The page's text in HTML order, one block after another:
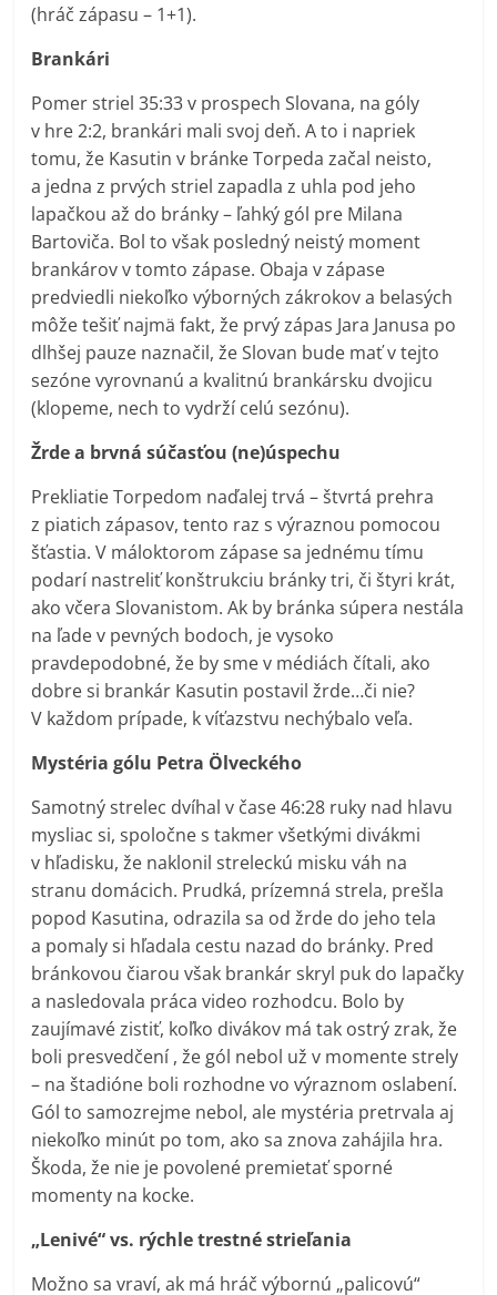
(hráč zápasu – 1+1).
Brankári
Pomer striel 35:33 v prospech Slovana, na góly
v hre 2:2, brankári mali svoj deň. A to i napriek
tomu, že Kasutin v bránke Torpeda začal neisto,
a jedna z prvých striel zapadla z uhla pod jeho
lapačkou až do bránky – ľahký gól pre Milana
Bartoviča. Bol to však posledný neistý moment
brankárov v tomto zápase. Obaja v zápase
predviedli niekoľko výborných zákrokov a belasých
môže tešiť najmä fakt, že prvý zápas Jara Janusa po
dlhšej pauze naznačil, že Slovan bude mať v tejto
sezóne vyrovnanú a kvalitnú brankársku dvojicu
(klopeme, nech to vydrží celú sezónu).
Žrde a brvná súčasťou (ne)úspechu
Prekliatie Torpedom naďalej trvá – štvrtá prehra
z piatich zápasov, tento raz s výraznou pomocou
šťastia. V máloktorom zápase sa jednému tímu
podarí nastreliť konštrukciu bránky tri, či štyri krát,
ako včera Slovanistom. Ak by bránka súpera nestála
na ľade v pevných bodoch, je vysoko
pravdepodobné, že by sme v médiách čítali, ako
dobre si brankár Kasutin postavil žrde…či nie?
V každom prípade, k víťazstvu nechýbalo veľa.
Mystéria gólu Petra Ölveckého
Samotný strelec dvíhal v čase 46:28 ruky nad hlavu
mysliac si, spoločne s takmer všetkými divákmi
v hľadisku, že naklonil streleckú misku váh na
stranu domácich. Prudká, prízemná strela, prešla
popod Kasutina, odrazila sa od žrde do jeho tela
a pomaly si hľadala cestu nazad do bránky. Pred
bránkovou čiarou však brankár skryl puk do lapačky
a nasledovala práca video rozhodcu. Bolo by
zaujímavé zistiť, koľko divákov má tak ostrý zrak, že
boli presvedčení , že gól nebol už v momente strely
– na štadióne boli rozhodne vo výraznom oslabení.
Gól to samozrejme nebol, ale mystéria pretrvala aj
niekoľko minút po tom, ako sa znova zahájila hra.
Škoda, že nie je povolené premietať sporné
momenty na kocke.
„Lenivé“ vs. rýchle trestné strieľania
Možno sa vraví, ak má hráč výbornú „palicovú“